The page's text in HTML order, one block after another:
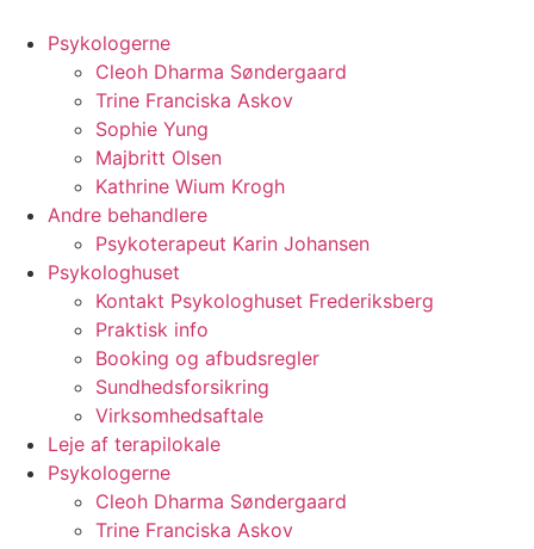
Psykologerne
Cleoh Dharma Søndergaard
Trine Franciska Askov
Sophie Yung
Majbritt Olsen
Kathrine Wium Krogh
Andre behandlere
Psykoterapeut Karin Johansen
Psykologhuset
Kontakt Psykologhuset Frederiksberg
Praktisk info
Booking og afbudsregler
Sundhedsforsikring
Virksomhedsaftale
Leje af terapilokale
Psykologerne
Cleoh Dharma Søndergaard
Trine Franciska Askov